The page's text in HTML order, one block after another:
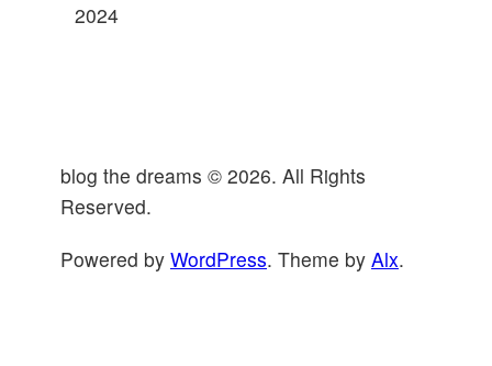
2024
blog the dreams © 2026. All Rights
Reserved.
Powered by WordPress. Theme by Alx.